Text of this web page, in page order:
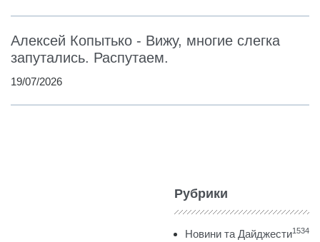
Алексей Копытько - Вижу, многие слегка
запутались. Распутаем.
19/07/2026
Рубрики
Новини та Дайджести1534